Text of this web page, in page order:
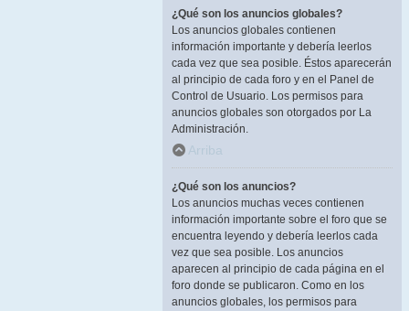
¿Qué son los anuncios globales?
Los anuncios globales contienen
información importante y debería leerlos
cada vez que sea posible. Éstos aparecerán
al principio de cada foro y en el Panel de
Control de Usuario. Los permisos para
anuncios globales son otorgados por La
Administración.
Arriba
¿Qué son los anuncios?
Los anuncios muchas veces contienen
información importante sobre el foro que se
encuentra leyendo y debería leerlos cada
vez que sea posible. Los anuncios
aparecen al principio de cada página en el
foro donde se publicaron. Como en los
anuncios globales, los permisos para